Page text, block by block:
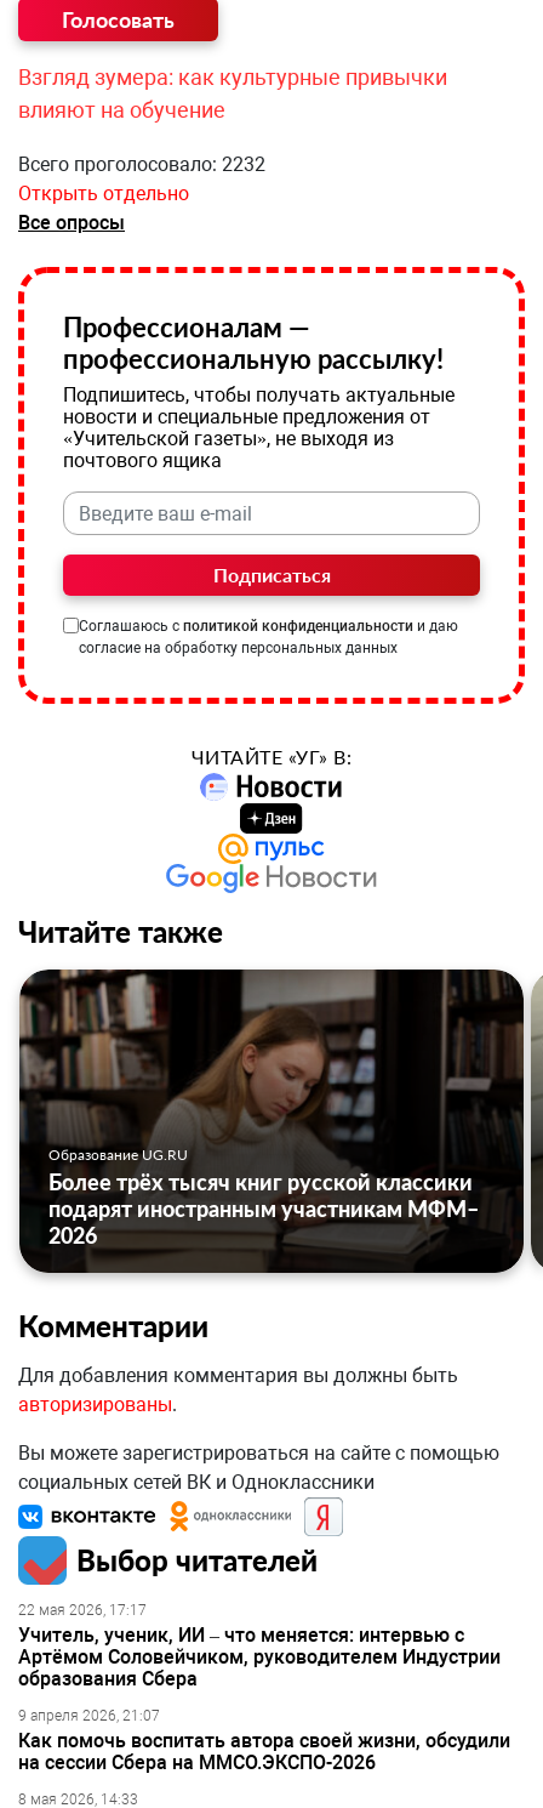
Взгляд зумера: как культурные привычки
влияют на обучение
Всего проголосовало: 2232
Открыть отдельно
Все опросы
Профессионалам —
профессиональную рассылку!
Подпишитесь, чтобы получать актуальные
новости и специальные предложения от
«Учительской газеты», не выходя из
почтового ящика
Подписаться
Соглашаюсь с политикой конфиденциальности и даю
согласие на обработку персональных данных
ЧИТАЙТЕ «УГ» В:
Читайте также
Образование UG.RU
Более трёх тысяч книг русской классики
подарят иностранным участникам МФМ–
2026
Комментарии
Для добавления комментария вы должны быть
авторизированы.
Вы можете зарегистрироваться на сайте с помощью
социальных сетей ВК и Одноклассники
Выбор читателей
22 мая 2026, 17:17
Учитель, ученик, ИИ – что меняется: интервью с
Артёмом Соловейчиком, руководителем Индустрии
образования Сбера
9 апреля 2026, 21:07
Как помочь воспитать автора своей жизни, обсудили
на сессии Сбера на ММСО.ЭКСПО-2026
8 мая 2026, 14:33